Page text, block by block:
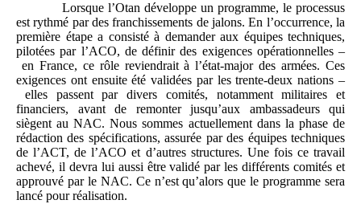
Lorsque l’Otan développe un programme, le processus
est rythmé par des franchissements de jalons. En l’occurrence, la
première étape a consisté à demander aux équipes techniques,
pilotées par l’ACO, de définir des exigences opérationnelles –
en France, ce rôle reviendrait à l’état-major des armées. Ces
exigences ont ensuite été validées par les trente-deux nations –
elles passent par divers comités, notamment militaires et
financiers, avant de remonter jusqu’aux ambassadeurs qui
siègent au NAC. Nous sommes actuellement dans la phase de
rédaction des spécifications, assurée par des équipes techniques
de l’ACT, de l’ACO et d’autres structures. Une fois ce travail
achevé, il devra lui aussi être validé par les différents comités et
approuvé par le NAC. Ce n’est qu’alors que le programme sera
lancé pour réalisation.